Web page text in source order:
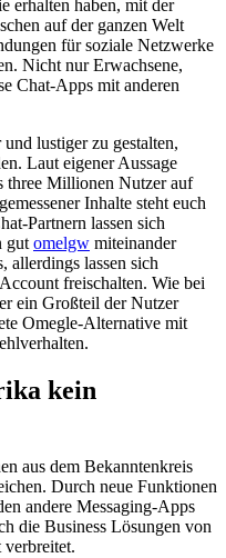
erhalten haben, mit der
auf der ganzen Welt
für soziale Netzwerke
Nicht nur Erwachsene,
Chat-Apps mit anderen
lustiger zu gestalten,
Laut eigener Aussage
three Millionen Nutzer auf
Inhalte steht euch
Partnern lassen sich
gut omelgw miteinander
allerdings lassen sich
freischalten. Wie bei
ein Großteil der Nutzer
Omegle-Alternative mit
kein
aus dem Bekanntenkreis
Durch neue Funktionen
andere Messaging-Apps
die Business Lösungen von